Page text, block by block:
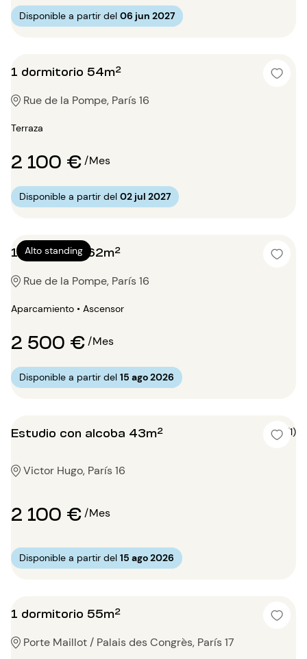
Disponible a partir del 06 jun 2027
1 dormitorio 54m²
Rue de la Pompe, París 16
Terraza
2 100 €/Mes
Disponible a partir del 02 jul 2027
Alto standing
1 dormitorio 62m²
Rue de la Pompe, París 16
Aparcamiento • Ascensor
2 500 €/Mes
Disponible a partir del 15 ago 2026
Estudio con alcoba 43m² 5 (1)
Victor Hugo, París 16
2 100 €/Mes
Disponible a partir del 15 ago 2026
1 dormitorio 55m²
Porte Maillot / Palais des Congrès, París 17